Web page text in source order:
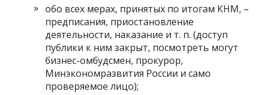
обо всех мерах, принятых по итогам КНМ, –
предписания, приостановление
деятельности, наказание и т. п. (доступ
публики к ним закрыт, посмотреть могут
бизнес-омбудсмен, прокурор,
Минэкономразвития России и само
проверяемое лицо);